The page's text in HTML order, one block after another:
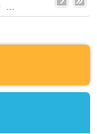
...